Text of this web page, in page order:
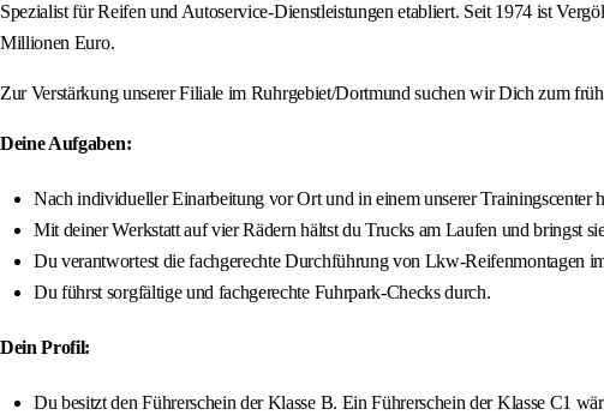
Spezialist für Reifen und Autoservice-Dienstleistungen etabliert. Seit 1974 ist
Millionen Euro.
Zur Verstärkung unserer Filiale im Ruhrgebiet/Dortmund suchen wir Dich zum
Deine Aufgaben:
Nach individueller Einarbeitung vor Ort und in einem unserer
Mit deiner Werkstatt auf vier Rädern hältst du Trucks am Laufen und bringst
Du verantwortest die fachgerechte Durchführung von Lkw-Reifenmontagen
Du führst sorgfältige und fachgerechte Fuhrpark-Checks durch.
Dein Profil:
Du besitzt den Führerschein der Klasse B. Ein Führerschein der Klasse C1